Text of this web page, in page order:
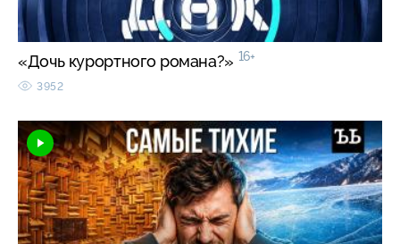
«Дочь курортного романа?» 16+
3952